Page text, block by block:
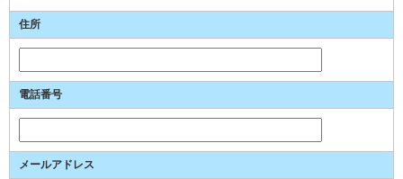
住所
電話番号
メールアドレス